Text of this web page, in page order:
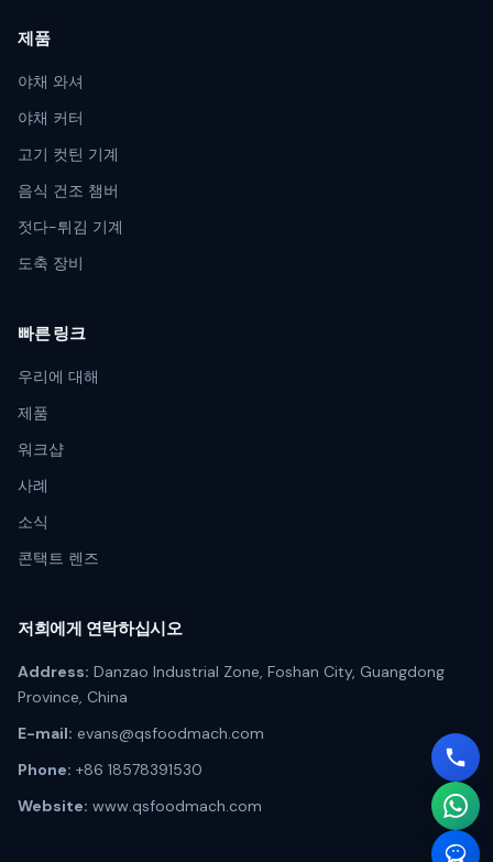
제품
야채 와셔
야채 커터
고기 컷틴 기계
음식 건조 챔버
젓다-튀김 기계
도축 장비
빠른 링크
우리에 대해
제품
워크샵
사례
소식
콘택트 렌즈
저희에게 연락하십시오
Address: Danzao Industrial Zone, Foshan City, Guangdong
Province, China
E-mail: evans@qsfoodmach.com
Phone: +86 18578391530
Website: www.qsfoodmach.com